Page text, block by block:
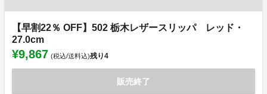
【早割22％ OFF】502 栃木レザースリッパ レッド・
27.0cm
¥9,867 (税込/送料込)残り4
販売終了